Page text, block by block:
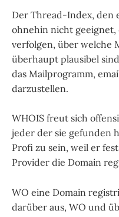
Der Thread-Index, den
ohnehin nicht geeignet,
verfolgen, über welche
überhaupt plausibel
das Mailprogramm,
darzustellen.
WHOIS freut sich
jeder der sie gefunden
Profi zu sein, weil er
Provider die Domain
WO eine Domain
darüber aus, WO und